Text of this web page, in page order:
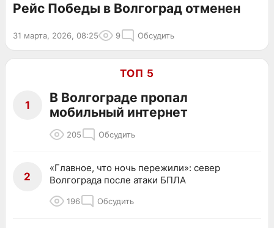
Рейс Победы в Волгоград отменен
31 марта, 2026, 08:25 9 Обсудить
ТОП 5
1
В Волгограде пропал
мобильный интернет
205 Обсудить
2
«Главное, что ночь пережили»: север
Волгограда после атаки БПЛА
196 Обсудить